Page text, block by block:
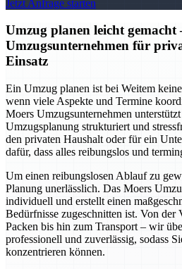
Jetzt Anfrage starten
Umzug planen leicht gemacht
Umzugsunternehmen für
Einsatz
Ein Umzug planen ist bei Weitem
wenn viele Aspekte und Termine
Moers Umzugsunternehmen
Umzugsplanung strukturiert und
den privaten Haushalt oder für ein
dafür, dass alles reibungslos und
Um einen reibungslosen Ablauf zu
Planung unerlässlich. Das Moers
individuell und erstellt einen
Bedürfnisse zugeschnitten ist. Von der
Packen bis hin zum Transport – wir
professionell und zuverlässig, sodass
konzentrieren können.